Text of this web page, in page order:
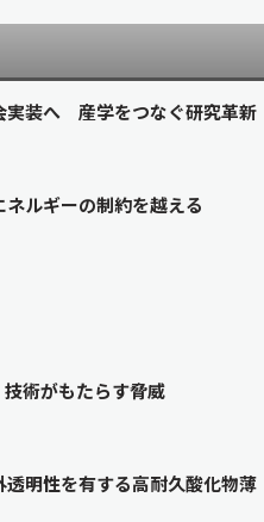
実装へ 産学をつなぐ研究革新
ルギーの制約を越える
術がもたらす脅威
明性を有する高耐久酸化物薄